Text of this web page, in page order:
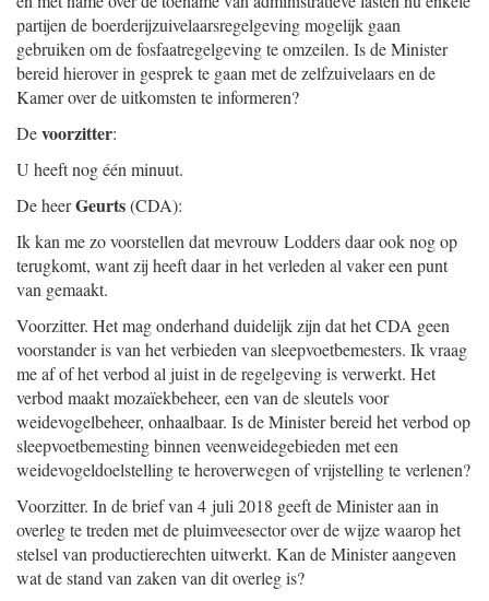
partijen de boerderijzuivelaarsregelgeving mogelijk gaan
gebruiken om de fosfaatregelgeving te omzeilen. Is de Minister
bereid hierover in gesprek te gaan met de zelfzuivelaars en de
Kamer over de uitkomsten te informeren?
Devoorzitter:
U heeft nog één minuut.
De heerGeurts(CDA):
Ik kan me zo voorstellen dat mevrouw Lodders daar ook nog op
terugkomt, want zij heeft daar in het verleden al vaker een punt
van gemaakt.
Voorzitter. Het mag onderhand duidelijk zijn dat het CDA geen
voorstander is van het verbieden van sleepvoetbemesters. Ik vraag
me af of het verbod al juist in de regelgeving is verwerkt. Het
verbod maakt mozaïekbeheer, een van de sleutels voor
weidevogelbeheer, onhaalbaar. Is de Minister bereid het verbod op
sleepvoetbemesting binnen veenweidegebieden met een
weidevogeldoelstelling te heroverwegen of vrijstelling te verlenen?
Voorzitter. In de brief van 4 juli 2018 geeft de Minister aan in
overleg te treden met de pluimveesector over de wijze waarop het
stelsel van productierechten uitwerkt. Kan de Minister aangeven
wat de stand van zaken van dit overleg is?